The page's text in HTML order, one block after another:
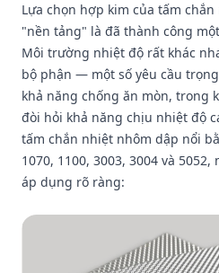
Lựa chọn hợp kim của tấm
"nền tảng" là đã thành công
Môi trường nhiệt độ rất khác
bộ phận — một số yêu cầu
khả năng chống ăn mòn, trong
đòi hỏi khả năng chịu nhiệt độ
tấm chắn nhiệt nhôm dập nổi
1070, 1100, 3003, 3004 và
áp dụng rõ ràng: